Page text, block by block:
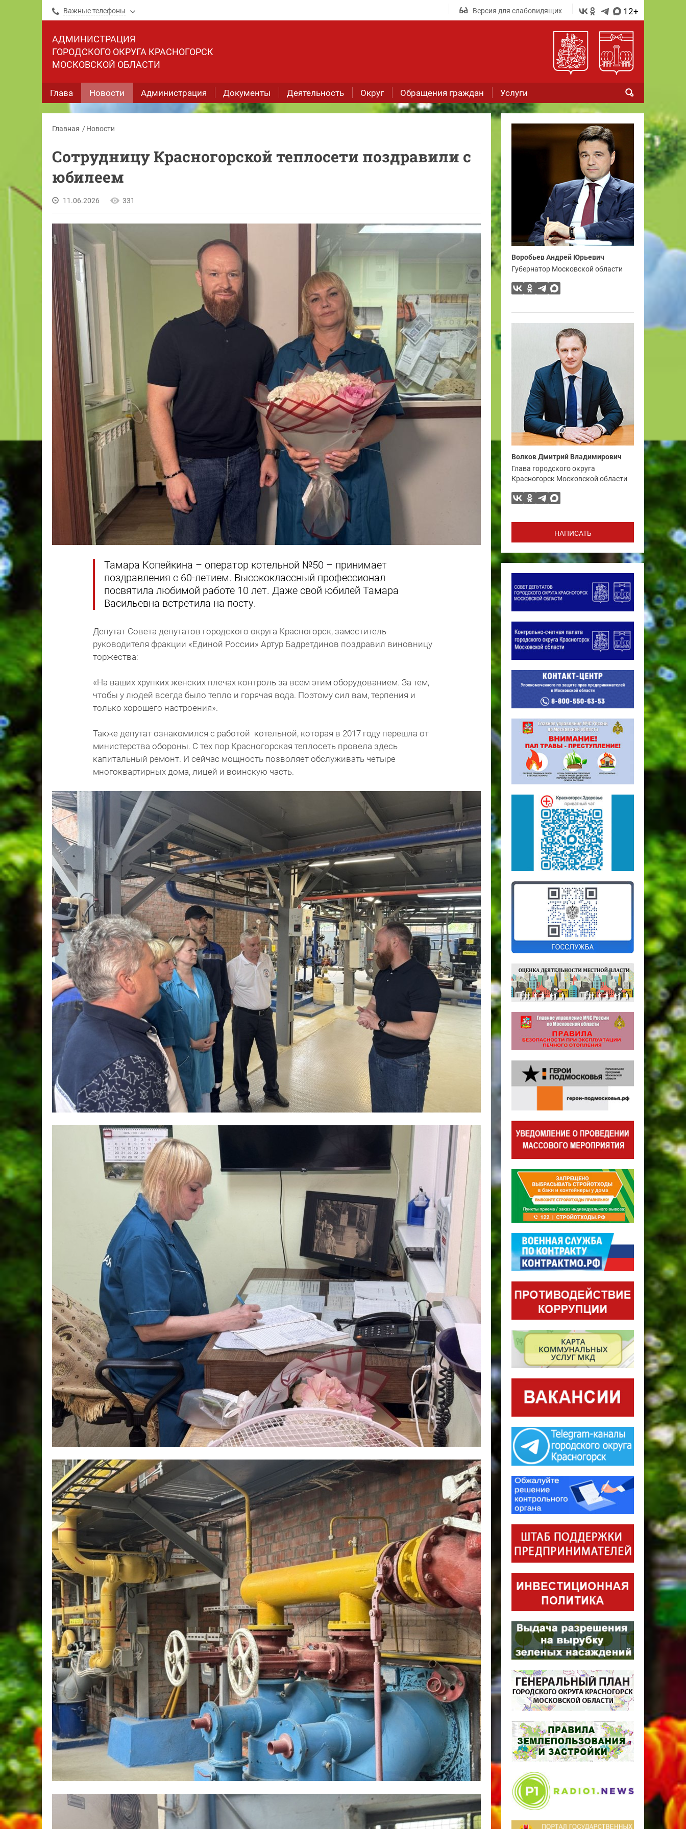
Важные телефоны Версия для слабовидящих 12+
АДМИНИСТРАЦИЯ
ГОРОДСКОГО ОКРУГА КРАСНОГОРСК
МОСКОВСКОЙ ОБЛАСТИ
Глава Новости Администрация Документы Деятельность Округ Обращения граждан Услуги
Главная Новости
Сотрудницу Красногорской теплосети поздравили с
юбилеем
11.06.2026 331
Тамара Копейкина – оператор котельной №50 – принимает
поздравления с 60-летием. Высококлассный профессионал
посвятила любимой работе 10 лет. Даже свой юбилей Тамара
Васильевна встретила на посту.
Депутат Совета депутатов городского округа Красногорск, заместитель
руководителя фракции «Единой России» Артур Бадретдинов поздравил виновницу
торжества:
«На ваших хрупких женских плечах контроль за всем этим оборудованием. За тем,
чтобы у людей всегда было тепло и горячая вода. Поэтому сил вам, терпения и
только хорошего настроения».
Также депутат ознакомился с работой котельной, которая в 2017 году перешла от
министерства обороны. С тех пор Красногорская теплосеть провела здесь
капитальный ремонт. И сейчас мощность позволяет обслуживать четыре
многоквартирных дома, лицей и воинскую часть.
Воробьев Андрей Юрьевич
Губернатор Московской области
Волков Дмитрий Владимирович
Глава городского округа
Красногорск Московской области
НАПИСАТЬ